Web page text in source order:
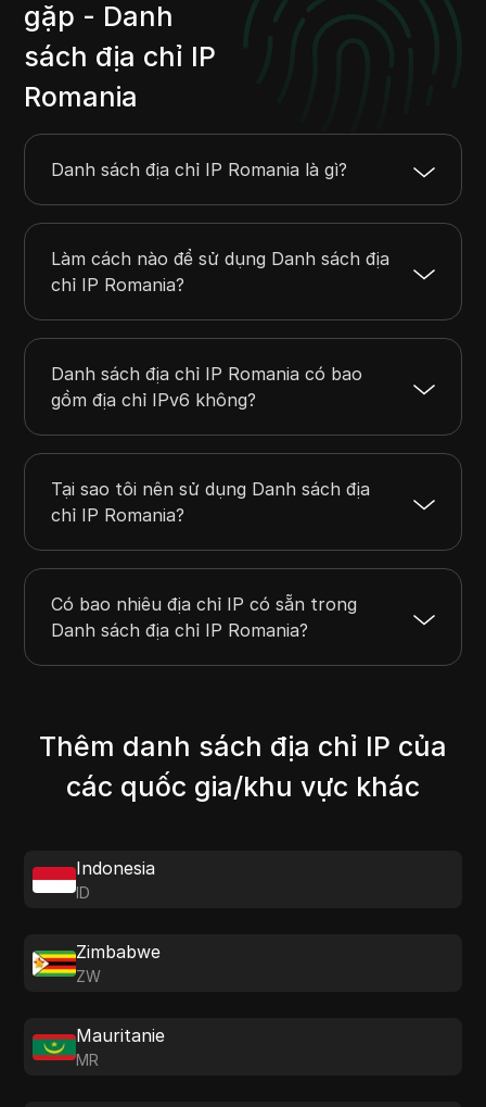
81.161.12.0
81.161.59.0
81.161.59.255
81.180.0.0
gặp - Danh
sách địa chỉ IP
Romania
Danh sách địa chỉ IP Romania là gì?
Làm cách nào để sử dụng Danh sách địa
chỉ IP Romania?
Danh sách địa chỉ IP Romania có bao
gồm địa chỉ IPv6 không?
Tại sao tôi nên sử dụng Danh sách địa
chỉ IP Romania?
Có bao nhiêu địa chỉ IP có sẵn trong
Danh sách địa chỉ IP Romania?
Thêm danh sách địa chỉ IP của
các quốc gia/khu vực khác
Indonesia
ID
Zimbabwe
ZW
Mauritanie
MR